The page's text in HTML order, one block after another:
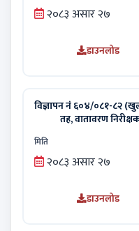
२०८३ असार २७
डाउनलोड
विज्ञापन नं ६०४/०८१-८२
तह, वातावरण
मिति
२०८३ असार २७
डाउनलोड